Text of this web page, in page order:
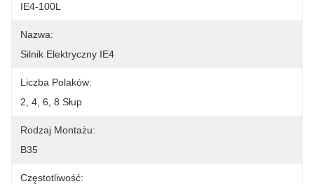
IE4-100L
Nazwa:
Silnik Elektryczny IE4
Liczba Polaków:
2, 4, 6, 8 Słup
Rodzaj Montażu:
B35
Częstotliwość: